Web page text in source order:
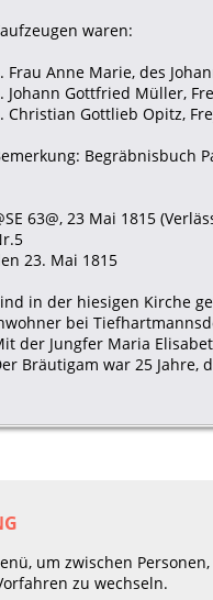
waren:
Frau Anne Marie, des
Johann Gottfried Müller,
Christian Gottlieb Opitz,
Begräbnisbuch
63@, 23 Mai 1815
23. Mai 1815
in der hiesigen Kirche
bei
der Jungfer Maria
Bräutigam war 25 Jahre,
um zwischen Personen,
zu wechseln.